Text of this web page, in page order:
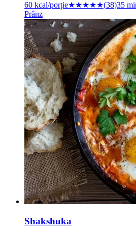
60 kcal/porție★★★★★(38)35
Prânz
Shakshuka